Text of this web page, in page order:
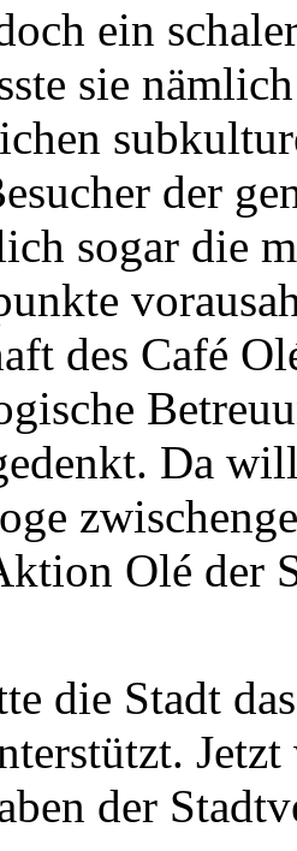
ein
sie
der
sogar die
des Café
Da
Olé der
die Stadt
der